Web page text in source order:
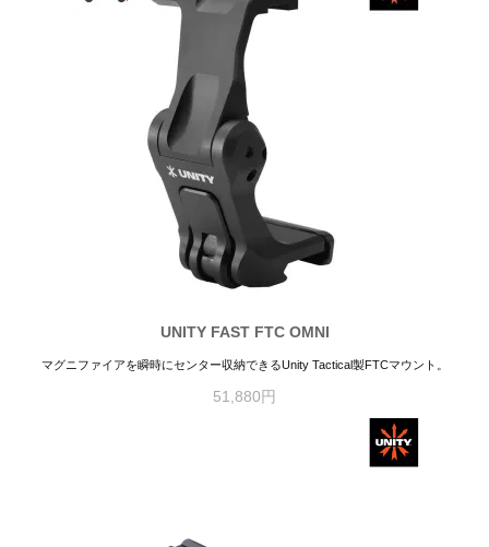
UNITY FAST FTC OMNI
マグニファイアを瞬時にセンター収納できるUnity Tactical製FTCマウント。
51,880円